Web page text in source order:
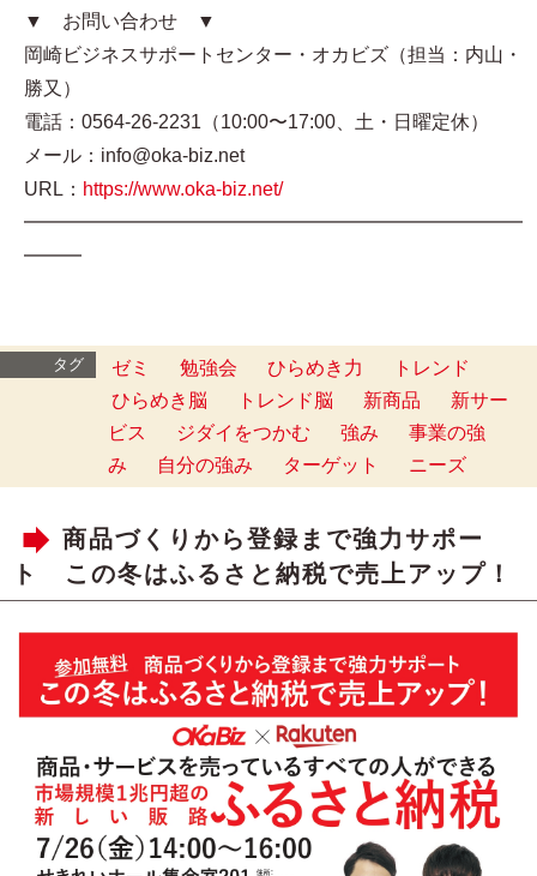
▼ お問い合わせ ▼
岡崎ビジネスサポートセンター・オカビズ（担当：内山・
勝又）
電話：0564-26-2231（10:00〜17:00、土・日曜定休）
メール：info@oka-biz.net
URL： https://www.oka-biz.net/
━━━━━━━━━━━━━━━━━━━━━━━━━━
━━━
タグ ゼミ 勉強会 ひらめき力
トレンド
ひらめき脳
トレンド脳 新商品
新サー
ビス
ジダイをつかむ 強み
事業の強
み
自分の強み ターゲット ニーズ
商品づくりから登録まで強力サポー
ト この冬はふるさと納税で売上アップ！